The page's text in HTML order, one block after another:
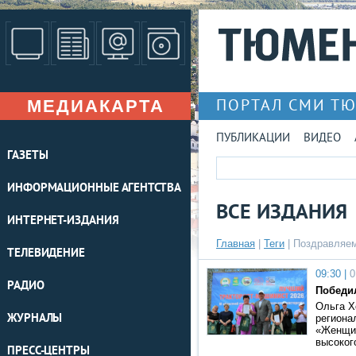
МЕДИАКАРТА
ГАЗЕТЫ
ИНФОРМАЦИОННЫЕ АГЕНТСТВА
ИНТЕРНЕТ-ИЗДАНИЯ
ТЕЛЕВИДЕНИЕ
РАДИО
ЖУРНАЛЫ
ПРЕСС-ЦЕНТРЫ
ПОРТАЛ СМИ
ПУБЛИКАЦИИ ВИДЕО
ВСЕ ИЗДАНИЯ
Главная Теги |
09:30 |
Ольга